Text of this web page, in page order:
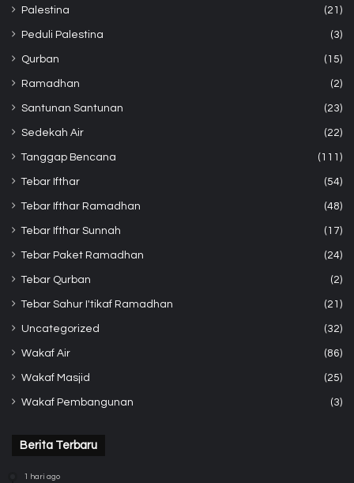
Palestina (21)
Peduli Palestina (3)
Qurban (15)
Ramadhan (2)
Santunan Santunan (23)
Sedekah Air (22)
Tanggap Bencana (111)
Tebar Ifthar (54)
Tebar Ifthar Ramadhan (48)
Tebar Ifthar Sunnah (17)
Tebar Paket Ramadhan (24)
Tebar Qurban (2)
Tebar Sahur I'tikaf Ramadhan (21)
Uncategorized (32)
Wakaf Air (86)
Wakaf Masjid (25)
Wakaf Pembangunan (3)
Berita Terbaru
1 hari ago